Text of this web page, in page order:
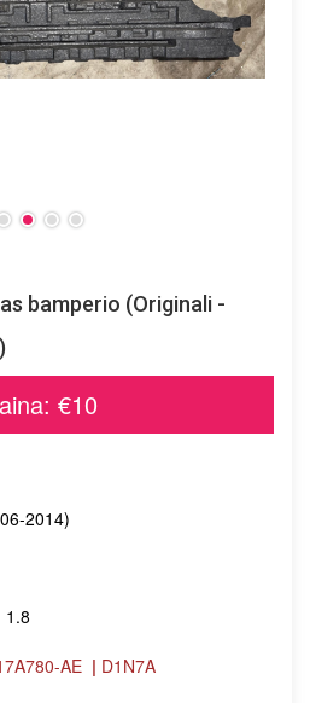
bamperio (Originali -
€10
2014)
1.8
AE | D1N7A